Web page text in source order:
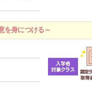
を身につける～